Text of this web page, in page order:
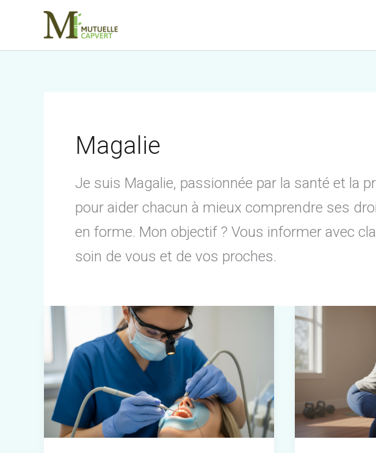
Magalie
Je suis Magalie, passionnée par la santé et la
pour aider chacun à mieux comprendre ses
en forme. Mon objectif ? Vous informer avec
soin de vous et de vos proches.
dent
mobile
:
que
relever
comprendre
les